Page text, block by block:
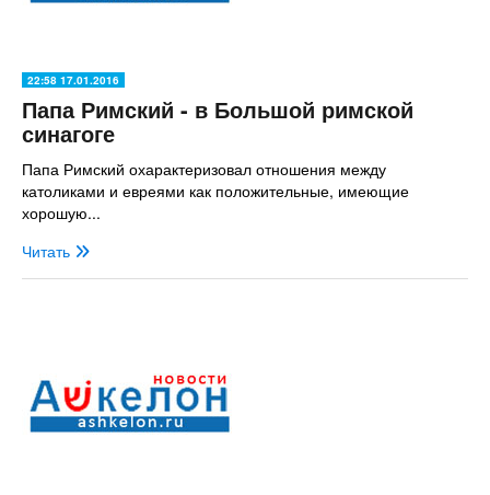
22:58 17.01.2016
Папа Римский - в Большой римской
синагоге
Папа Римский охарактеризовал отношения между
католиками и евреями как положительные, имеющие
хорошую...
Читать